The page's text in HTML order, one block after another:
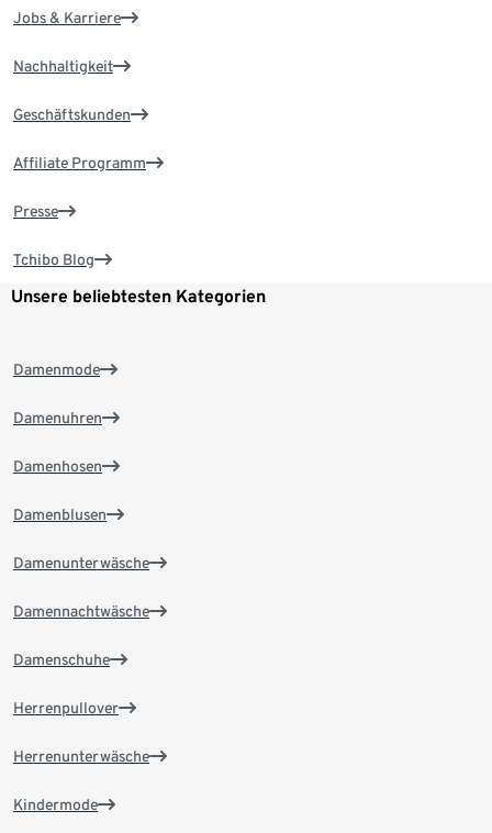
Jobs & Karriere
Nachhaltigkeit
Geschäftskunden
Affiliate Programm
Presse
Tchibo Blog
Unsere beliebtesten Kategorien
Damenmode
Damenuhren
Damenhosen
Damenblusen
Damenunterwäsche
Damennachtwäsche
Damenschuhe
Herrenpullover
Herrenunterwäsche
Kindermode